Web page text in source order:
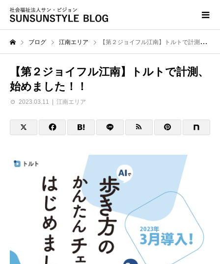
ブログ 江南エリア 【第２ジョイフル江南】トルトで計測、始めました！！
【第２ジョイフル江南】トルトで計測、
始めました！！
2023.03.11 江南エリア